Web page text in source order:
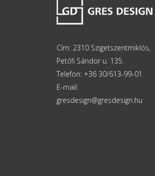
Cím: 2310 Szigetszentmiklós,
Petőfi Sándor u. 135.
Telefon: +36 30/613-99-01
E-mail:
gresdesign@gresdesign.hu